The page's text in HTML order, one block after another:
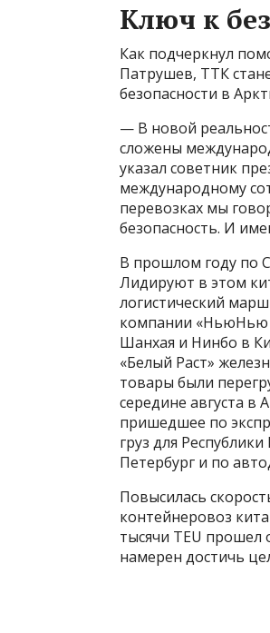
Ключ к
Как подчеркнул
Патрушев, ТТК
безопасности в
— В новой
сложены
указал советник
международному
перевозках мы
безопасность. И
В прошлом году по
Лидируют в этом
логистический
компании «НьюНью
Шанхая и Нинбо в
«Белый Раст»
товары были
середине августа в
пришедшее по
груз для
Петербург и по
Повысилась
контейнеровоз
тысячи TEU прошел
намерен достичь